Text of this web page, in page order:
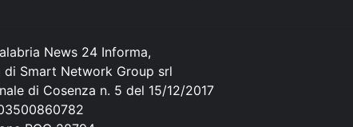
News 24 Informa,
Smart Network Group srl
di Cosenza n. 5 del 15/12/2017